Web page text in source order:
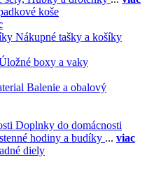
koše
Nákupné tašky a košíky
boxy a vaky
Balenie a obalový
Doplnky do domácnosti
hodiny a budíky ... viac
diely